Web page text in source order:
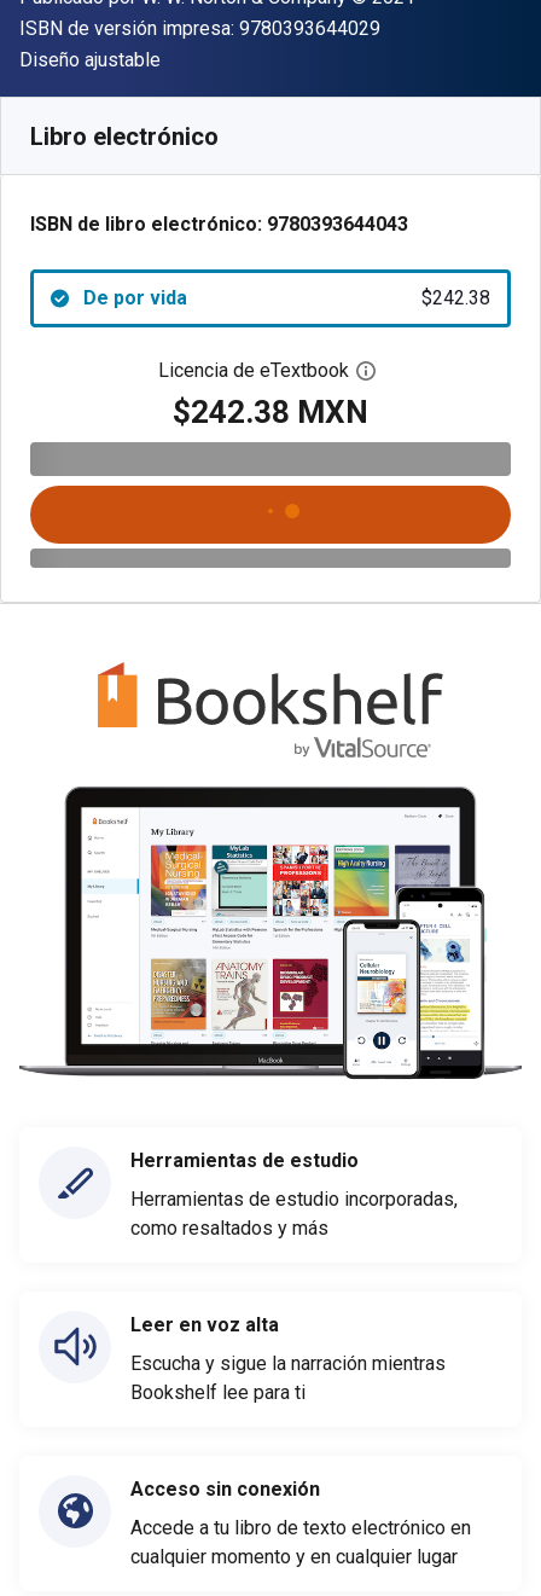
ISBN de versión impresa: 9780393644029"ISBN-13
Formato
Diseño ajustable
Libro electrónico
ISBN de libro electrónico: 9780393644043
De por vida $242.38
Licencia de eTextbook Abre el cuadro de
$242.38 MXN
Herramientas de estudio
Herramientas de estudio incorporadas,
como resaltados y más
Leer en voz alta
Escucha y sigue la narración mientras
Bookshelf lee para ti
Acceso sin conexión
Accede a tu libro de texto electrónico en
cualquier momento y en cualquier lugar